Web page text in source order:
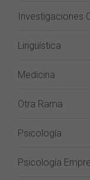
Investigaciones
Lingüística
Medicina
Otra Rama
Psicología
Psicología